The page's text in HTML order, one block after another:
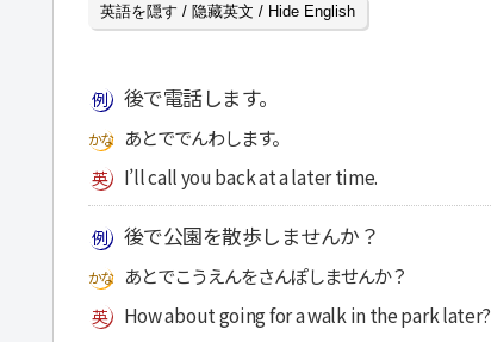
英語を隠す / 隐藏英文 / Hide English
後で電話します。
あとででんわします。
I’ll call you back at a later time.
後で公園を散歩しませんか？
あとでこうえんをさんぽしませんか？
How about going for a walk in the park later?